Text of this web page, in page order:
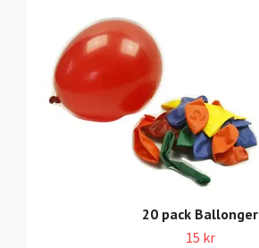
20 pack Ballonger
15 kr